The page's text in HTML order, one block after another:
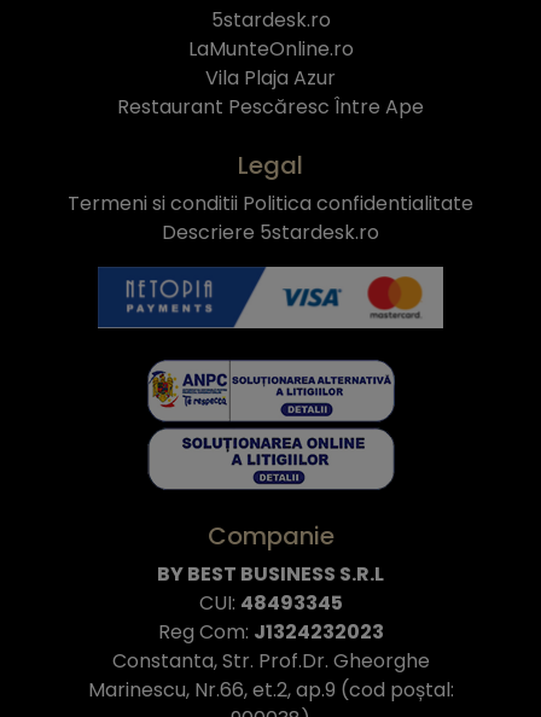
5stardesk.ro
LaMunteOnline.ro
Vila Plaja Azur
Restaurant Pescăresc Între Ape
Legal
Termeni si conditii Politica confidentialitate
Descriere 5stardesk.ro
Companie
BY BEST BUSINESS S.R.L
CUI: 48493345
Reg Com: J1324232023
Constanta, Str. Prof.Dr. Gheorghe
Marinescu, Nr.66, et.2, ap.9 (cod poștal: